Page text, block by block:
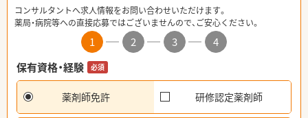
コンサルタントへ求人情報をお問い合わせいただけます。
薬局・病院等への直接応募ではございませんので、ご安心ください。
1 2 3
4
保有資格・経験
必須
薬剤師免許 研修認定薬剤師